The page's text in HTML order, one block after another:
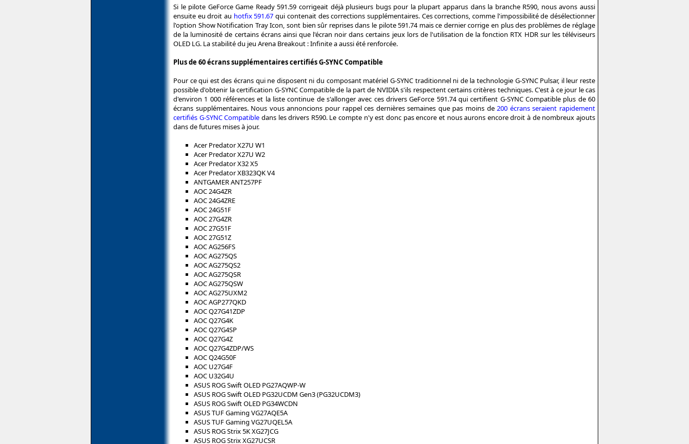
Si le pilote GeForce Game Ready 591.59 corrigeait déjà plusieurs bugs pour la plupart apparus dans la branche R590, nous avons aussi
ensuite eu droit au hotfix 591.67 qui contenait des corrections supplémentaires. Ces corrections, comme l'impossibilité de désélectionner
l'option Show Notification Tray Icon, sont bien sûr reprises dans le pilote 591.74 mais ce dernier corrige en plus des problèmes de réglage
de la luminosité de certains écrans ainsi que l'écran noir dans certains jeux lors de l'utilisation de la fonction RTX HDR sur les téléviseurs
OLED LG. La stabilité du jeu Arena Breakout : Infinite a aussi été renforcée.
Plus de 60 écrans supplémentaires certifiés G-SYNC Compatible
Pour ce qui est des écrans qui ne disposent ni du composant matériel G-SYNC traditionnel ni de la technologie G-SYNC Pulsar, il leur reste
possible d'obtenir la certification G-SYNC Compatible de la part de NVIDIA s'ils respectent certains critères techniques. C'est à ce jour le cas
d'environ 1 000 références et la liste continue de s'allonger avec ces drivers GeForce 591.74 qui certifient G-SYNC Compatible plus de 60
écrans supplémentaires. Nous vous annoncions pour rappel ces dernières semaines que pas moins de 200 écrans seraient rapidement
certifiés G-SYNC Compatible dans les drivers R590. Le compte n'y est donc pas encore et nous aurons encore droit à de nombreux ajouts
dans de futures mises à jour.
Acer Predator X27U W1
Acer Predator X27U W2
Acer Predator X32 X5
Acer Predator XB323QK V4
ANTGAMER ANT257PF
AOC 24G4ZR
AOC 24G4ZRE
AOC 24G51F
AOC 27G4ZR
AOC 27G51F
AOC 27G51Z
AOC AG256FS
AOC AG275QS
AOC AG275QS2
AOC AG275QSR
AOC AG275QSW
AOC AG275UXM2
AOC AGP277QKD
AOC Q27G41ZDP
AOC Q27G4K
AOC Q27G4SP
AOC Q27G4Z
AOC Q27G4ZDP/WS
AOC Q24G50F
AOC U27G4F
AOC U32G4U
ASUS ROG Swift OLED PG27AQWP-W
ASUS ROG Swift OLED PG32UCDM Gen3 (PG32UCDM3)
ASUS ROG Swift OLED PG34WCDN
ASUS TUF Gaming VG27AQE5A
ASUS TUF Gaming VG27UQEL5A
ASUS ROG Strix 5K XG27JCG
ASUS ROG Strix XG27UCSR